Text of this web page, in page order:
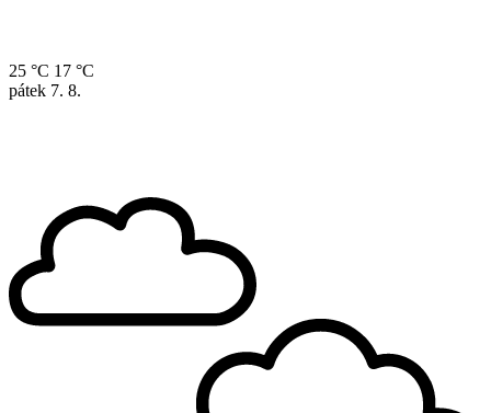
25 °C 17 °C
pátek 7. 8.